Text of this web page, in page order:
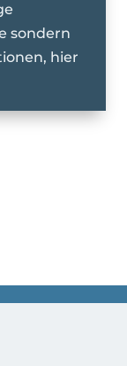
sondern
hier